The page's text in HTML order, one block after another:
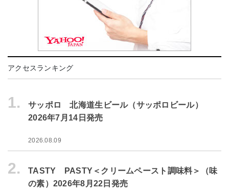
アクセスランキング
1.
サッポロ 北海道生ビール（サッポロビール）
2026年7月14日発売
2026.08.09
2.
TASTY PASTY＜クリームペースト調味料＞（味
の素）2026年8月22日発売